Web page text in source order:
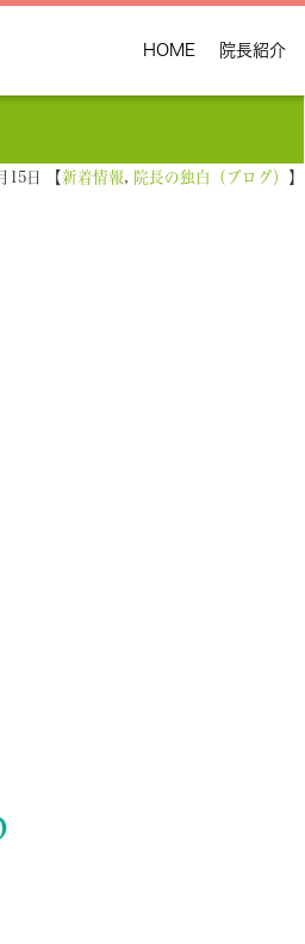
HOME 院長紹介
15日 【新着情報, 院長の独白（ブログ） 】